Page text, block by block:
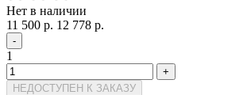
Нет в наличии
11 500 р. 12 778 р.
-
1
+
НЕДОСТУПЕН К ЗАКАЗУ